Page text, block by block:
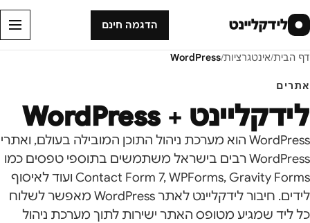
● לידקליינט הדגמה חינם
דף הבית/אינטגרציות/
WordPress
אתרים
לידקליינט +WordPress
WordPress הוא מערכת ניהול התוכן המובילה בעולם, ואתרי
WordPress רבים בישראל משתמשים בתוספי טפסים כמו
Contact Form 7, WPForms, Gravity Forms ועוד לאיסוף
לידים. חיבור לידקליינט לאתר WordPress מאפשר לשלוח
כל ליד שמגיע מטופס האתר ישירות לתוך מערכת ניהול